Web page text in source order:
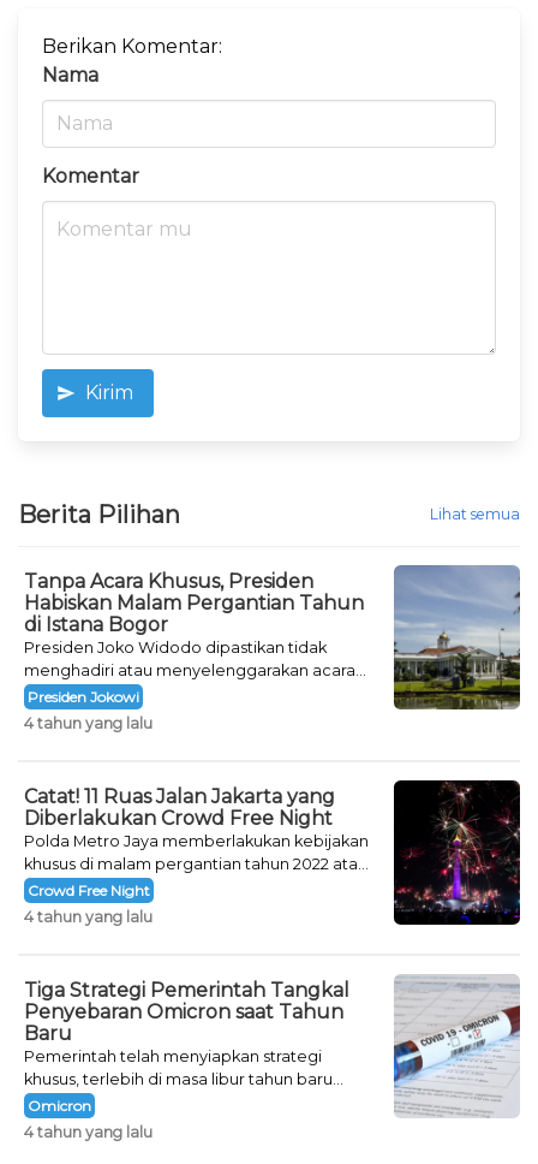
Berikan Komentar:
Nama
Komentar
Kirim
Berita Pilihan Lihat semua
Tanpa Acara Khusus, Presiden
Habiskan Malam Pergantian Tahun
di Istana Bogor
Presiden Joko Widodo dipastikan tidak
menghadiri atau menyelenggarakan acara
khusus untuk mengisi malam pergantian
tahun.
Presiden Jokowi
4 tahun yang lalu
Catat! 11 Ruas Jalan Jakarta yang
Diberlakukan Crowd Free Night
Polda Metro Jaya memberlakukan kebijakan
khusus di malam pergantian tahun 2022 atau
Crowd Free Night selama dua hari.
Crowd Free Night
4 tahun yang lalu
Tiga Strategi Pemerintah Tangkal
Penyebaran Omicron saat Tahun
Baru
Pemerintah telah menyiapkan strategi
khusus, terlebih di masa libur tahun baru
seperti saat ini.
Omicron
4 tahun yang lalu